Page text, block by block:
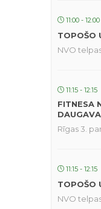
11:00 - 12:00
TOPOŠO
NVO
11:15 - 12:15
FITNESA
Rīgas 3.
11:15 - 12:15
TOPOŠO
NVO